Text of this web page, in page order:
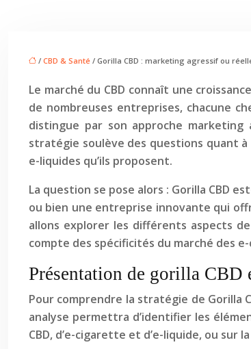
/ CBD & Santé / Gorilla CBD : marketing agressif ou
Le marché du CBD connaît une
de nombreuses entreprises, chacune
distingue par son approche
stratégie soulève des questions quant
e-liquides qu’ils proposent.
La question se pose alors : Gorilla CBD
ou bien une entreprise innovante qui
allons explorer les différents aspects
compte des spécificités du marché des
Présentation de gorilla CBD
Pour comprendre la stratégie de Gorilla
analyse permettra d’identifier les
CBD, d’e-cigarette et d’e-liquide, ou